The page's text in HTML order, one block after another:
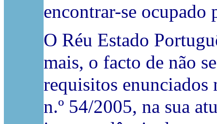
encontrar-se ocupado
O Réu Estado
mais, o facto de não
requisitos enunciados
n.º 54/2005, na sua